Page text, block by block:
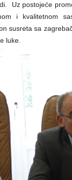
Uz postojeće
i kvalitetnom
susreta sa
luke.